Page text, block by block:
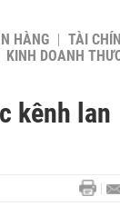
HÀNG TÀI
KINH DOANH
kênh lan